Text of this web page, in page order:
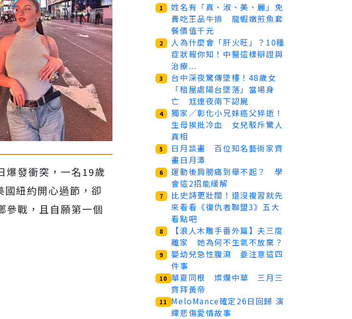
爆發衝突，一名19歲
紐約開心過節，卻
參戰，且自願第一個
1
姓名有「真、淑、美、麗」免
費吃王品牛排 龍蝦嫩煎魚套
餐價值千元
2
人為什麼會「肝火旺」？10種
症狀報你知！中醫這樣辯證與
治療...
3
台中深夜驚傳墜樓！48歲女
「租屋處陽台墜落」當場身
亡 尪連夜南下認屍
4
獨家／彰化小兄妹癌父猝逝！
生母挨批冷血 女兒駁斥驚人
真相
5
日月談畫 百位知名藝術家齊
畫日月潭
6
運動後肩膀痛到舉不起？ 學
會這2招能緩解
7
比史詩更壯闊！還沒複習就先
來看看《復仇者聯盟3》五大
看點吧
8
【浪人木雕手番外篇】夫三度
離家 她為何不生氣不放棄？
9
嬰幼兒急性腹瀉 要注意這四
件事
10 華夏同根 燦爛中華 三月三
齊拜黃帝
11
MeloMance確定26日回歸 演
繹悲傷愛情故事